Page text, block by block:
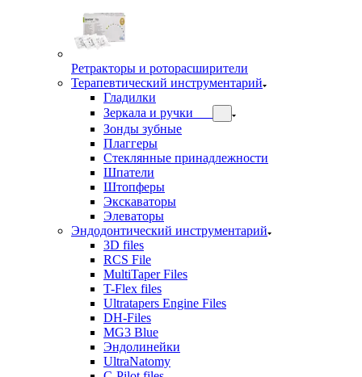
Ретракторы и роторасширители
Терапевтический инструментарий
Гладилки
Зеркала и ручки
Зонды зубные
Плаггеры
Стеклянные принадлежности
Шпатели
Штопферы
Экскаваторы
Элеваторы
Эндодонтический инструментарий
3D files
RCS File
MultiTaper Files
T-Flex files
Ultratapers Engine Files
DH-Files
MG3 Blue
Эндолинейки
UltraNatomy